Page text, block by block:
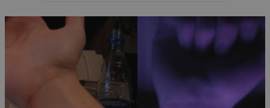
„věku švábů“. Není to však tak úplně přesné. Tato
doba byla zlatým věkem nejen pro šváby, ale […]